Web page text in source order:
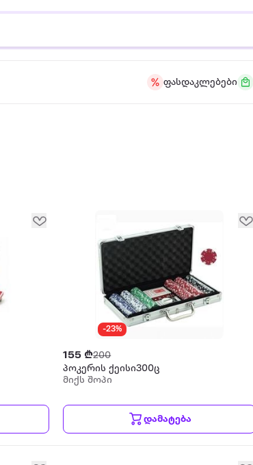
ფასდაკლებები
-23%
155 ₾200
პოკერის ქეისი300ც
მიქს შოპი
დამატება